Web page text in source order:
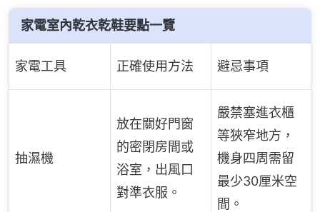
家電室內乾衣乾鞋要點一覽
家電工具 正確使用方法 避忌事項
抽濕機
放在關好門窗
的密閉房間或
浴室，出風口
對準衣服。
嚴禁塞進衣櫃
等狹窄地方，
機身四周需留
最少30厘米空
間。